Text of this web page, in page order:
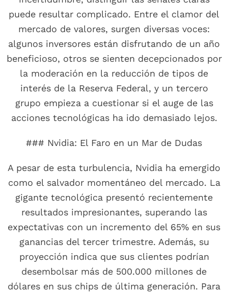
puede resultar complicado. Entre el clamor del
mercado de valores, surgen diversas voces:
algunos inversores están disfrutando de un año
beneficioso, otros se sienten decepcionados por
la moderación en la reducción de tipos de
interés de la Reserva Federal, y un tercero
grupo empieza a cuestionar si el auge de las
acciones tecnológicas ha ido demasiado lejos.
### Nvidia: El Faro en un Mar de Dudas
A pesar de esta turbulencia, Nvidia ha emergido
como el salvador momentáneo del mercado. La
gigante tecnológica presentó recientemente
resultados impresionantes, superando las
expectativas con un incremento del 65% en sus
ganancias del tercer trimestre. Además, su
proyección indica que sus clientes podrían
desembolsar más de 500.000 millones de
dólares en sus chips de última generación. Para